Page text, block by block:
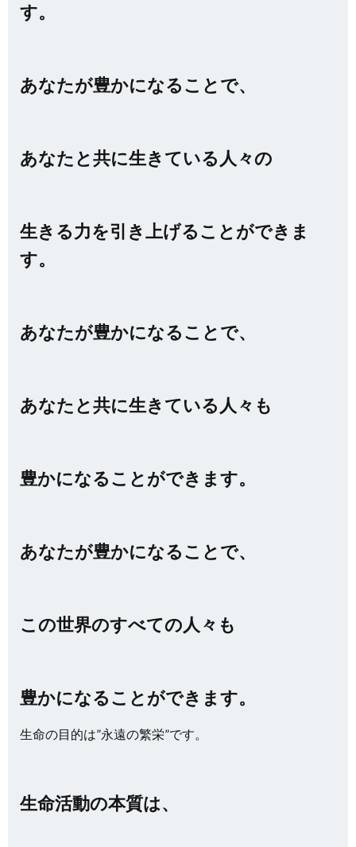
す。
あなたが豊かになることで、
あなたと共に生きている人々の
生きる力を引き上げることができま
す。
あなたが豊かになることで、
あなたと共に生きている人々も
豊かになることができます。
あなたが豊かになることで、
この世界のすべての人々も
豊かになることができます。
生命の目的は”永遠の繁栄”です。
生命活動の本質は、